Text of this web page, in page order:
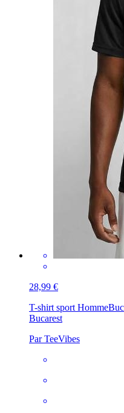
28,99 €
T-shirt sport Homme
Bucarest
Par TeeVibes